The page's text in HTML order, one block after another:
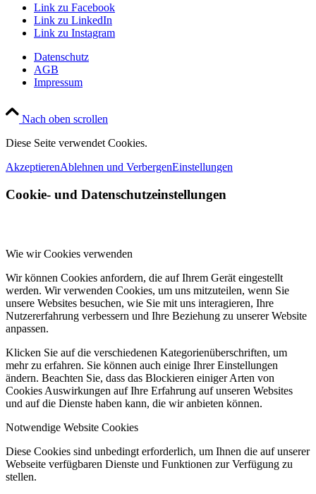
Link zu Facebook
Link zu LinkedIn
Link zu Instagram
Datenschutz
AGB
Impressum
Nach oben scrollen
Diese Seite verwendet Cookies.
AkzeptierenAblehnen und VerbergenEinstellungen
Cookie- und Datenschutzeinstellungen
Wie wir Cookies verwenden
Wir können Cookies anfordern, die auf Ihrem Gerät eingestellt
werden. Wir verwenden Cookies, um uns mitzuteilen, wenn Sie
unsere Websites besuchen, wie Sie mit uns interagieren, Ihre
Nutzererfahrung verbessern und Ihre Beziehung zu unserer Website
anpassen.
Klicken Sie auf die verschiedenen Kategorienüberschriften, um
mehr zu erfahren. Sie können auch einige Ihrer Einstellungen
ändern. Beachten Sie, dass das Blockieren einiger Arten von
Cookies Auswirkungen auf Ihre Erfahrung auf unseren Websites
und auf die Dienste haben kann, die wir anbieten können.
Notwendige Website Cookies
Diese Cookies sind unbedingt erforderlich, um Ihnen die auf unserer
Webseite verfügbaren Dienste und Funktionen zur Verfügung zu
stellen.